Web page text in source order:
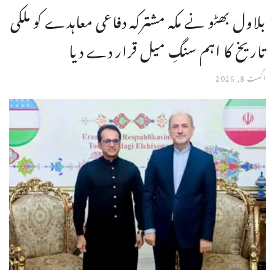
بلاول بھٹو نے مکہ مشترکہ دفاعی معاہدے کو ملکی
تاریخ کا اہم سنگِ میل قرار دے دیا
اگست 8, 2026